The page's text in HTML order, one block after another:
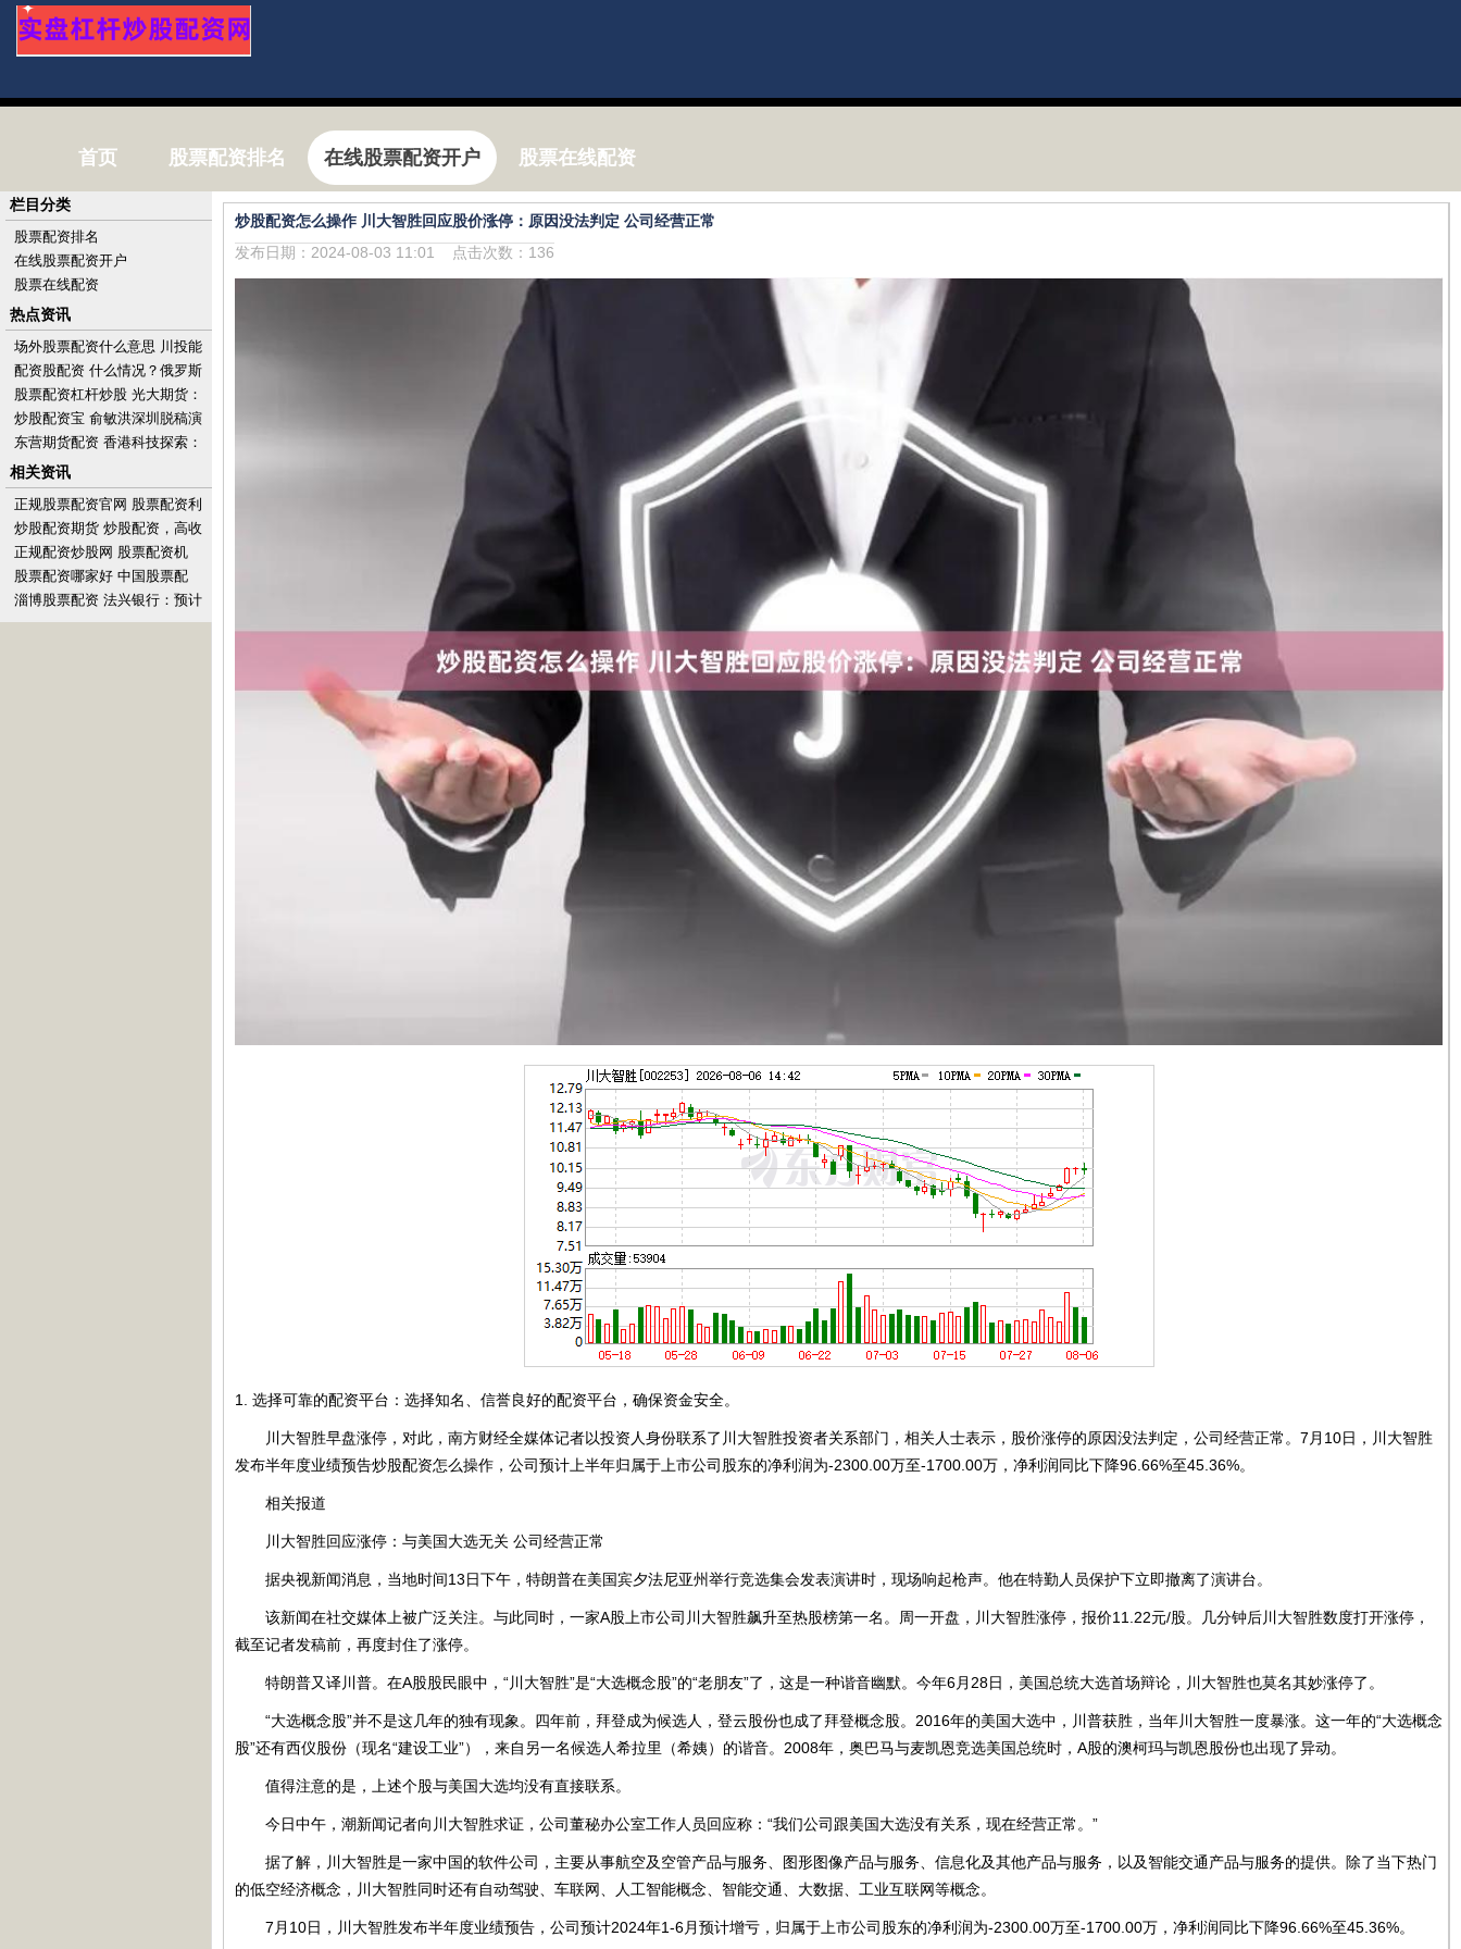
首页 股票配资排名 在线股票配资开户 股票在线配资
炒股配资怎么操作 川大智胜回应股价涨停：原因没法判定 公司经营正常
发布日期：2024-08-03 11:01 点击次数：136
1. 选择可靠的配资平台：选择知名、信誉良好的配资平台，确保资金安全。
川大智胜早盘涨停，对此，南方财经全媒体记者以投资人身份联系了川大智胜投资者关系部门，相关人士表示，股价涨停的原因没法判定，公司经营正常。7月10日，川大智胜
发布半年度业绩预告炒股配资怎么操作，公司预计上半年归属于上市公司股东的净利润为-2300.00万至-1700.00万，净利润同比下降96.66%至45.36%。
相关报道
川大智胜回应涨停：与美国大选无关 公司经营正常
据央视新闻消息，当地时间13日下午，特朗普在美国宾夕法尼亚州举行竞选集会发表演讲时，现场响起枪声。他在特勤人员保护下立即撤离了演讲台。
该新闻在社交媒体上被广泛关注。与此同时，一家A股上市公司川大智胜飙升至热股榜第一名。周一开盘，川大智胜涨停，报价11.22元/股。几分钟后川大智胜数度打开涨停，
截至记者发稿前，再度封住了涨停。
特朗普又译川普。在A股股民眼中，“川大智胜”是“大选概念股”的“老朋友”了，这是一种谐音幽默。今年6月28日，美国总统大选首场辩论，川大智胜也莫名其妙涨停了。
“大选概念股”并不是这几年的独有现象。四年前，拜登成为候选人，登云股份也成了拜登概念股。2016年的美国大选中，川普获胜，当年川大智胜一度暴涨。这一年的“大选概念
股”还有西仪股份（现名“建设工业”），来自另一名候选人希拉里（希姨）的谐音。2008年，奥巴马与麦凯恩竞选美国总统时，A股的澳柯玛与凯恩股份也出现了异动。
值得注意的是，上述个股与美国大选均没有直接联系。
今日中午，潮新闻记者向川大智胜求证，公司董秘办公室工作人员回应称：“我们公司跟美国大选没有关系，现在经营正常。”
据了解，川大智胜是一家中国的软件公司，主要从事航空及空管产品与服务、图形图像产品与服务、信息化及其他产品与服务，以及智能交通产品与服务的提供。除了当下热门
的低空经济概念，川大智胜同时还有自动驾驶、车联网、人工智能概念、智能交通、大数据、工业互联网等概念。
7月10日，川大智胜发布半年度业绩预告，公司预计2024年1-6月预计增亏，归属于上市公司股东的净利润为-2300.00万至-1700.00万，净利润同比下降96.66%至45.36%。
栏目分类
股票配资排名
在线股票配资开户
股票在线配资
热点资讯
场外股票配资什么意思 川投能
源(600674.SH)股东大地远通及
其一致
配资股配资 什么情况？俄罗斯
上月对欧洲的天然气供应量反
超美国
股票配资杠杆炒股 光大期货：
6月26日有色金属日报
炒股配资宝 俞敏洪深圳脱稿演
讲：充满活力的城市应是热带
雨林
东营期货配资 香港科技探索：
要约完成及完成注销已回购股
份1亿股
相关资讯
正规股票配资官网 股票配资利
息计算公式，了解配资成本
炒股配资期货 炒股配资，高收
益低风险，轻松实现财富自由
正规配资炒股网 股票配资机
构：助你投资，放大收益
股票配资哪家好 中国股票配
资：解锁投资新机遇，撬动财
富杠杆
淄博股票配资 法兴银行：预计
明年10年期美国国债收益率在